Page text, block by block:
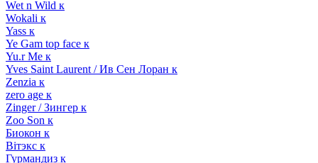
Wet n Wild к
Wokali к
Yass к
Ye Gam top face к
Yu.r Me к
Yves Saint Laurent / Ив Сен Лоран к
Zenzia к
zero age к
Zinger / Зингер к
Zoo Son к
Биокон к
Вiтэкс к
Гурмандиз к